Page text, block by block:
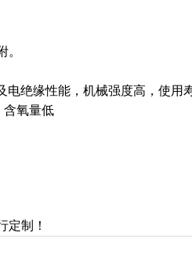
。
电绝缘性能，机械强度高，使用
含氧量低
定制！